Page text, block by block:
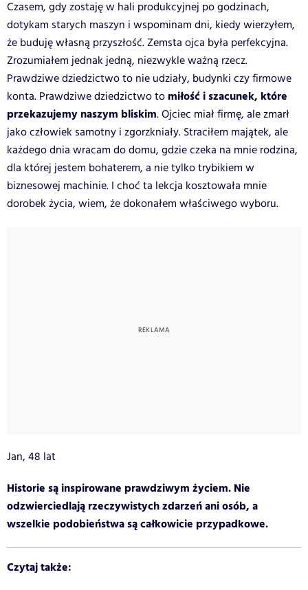
Czasem, gdy zostaję w hali produkcyjnej po godzinach,
dotykam starych maszyn i wspominam dni, kiedy wierzyłem,
że buduję własną przyszłość. Zemsta ojca była perfekcyjna.
Zrozumiałem jednak jedną, niezwykle ważną rzecz.
Prawdziwe dziedzictwo to nie udziały, budynki czy firmowe
konta. Prawdziwe dziedzictwo to miłość i szacunek, które
przekazujemy naszym bliskim. Ojciec miał firmę, ale zmarł
jako człowiek samotny i zgorzkniały. Straciłem majątek, ale
każdego dnia wracam do domu, gdzie czeka na mnie rodzina,
dla której jestem bohaterem, a nie tylko trybikiem w
biznesowej machinie. I choć ta lekcja kosztowała mnie
dorobek życia, wiem, że dokonałem właściwego wyboru.
Jan, 48 lat
Historie są inspirowane prawdziwym życiem. Nie
odzwierciedlają rzeczywistych zdarzeń ani osób, a
wszelkie podobieństwa są całkowicie przypadkowe.
Czytaj także: